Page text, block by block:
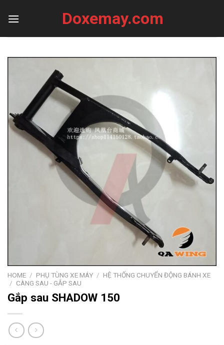
Doxemay.com
HOME / PHỤ TÙNG XE MÁY / HỆ THỐNG CHUYỂN ĐỘNG BÁNH XE
/ CÀNG SAU - GẮP SAU
Gắp sau SHADOW 150